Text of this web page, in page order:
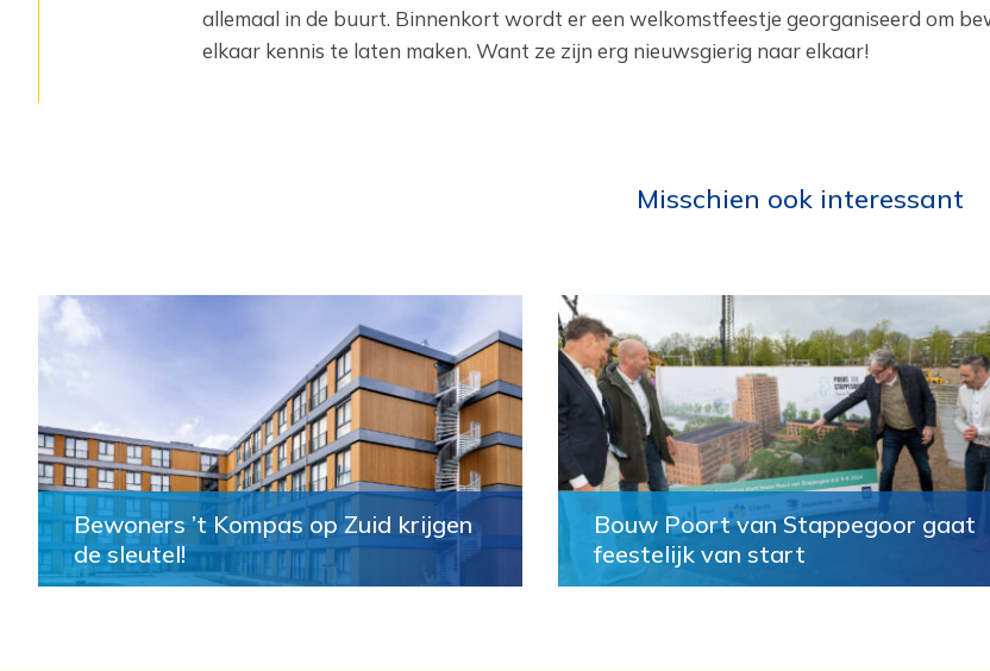
allemaal in de buurt. Binnenkort wordt er een welkomstfeestje georganiseerd om
elkaar kennis te laten maken. Want ze zijn erg nieuwsgierig naar elkaar!
Misschien ook interessant
Bewoners ’t Kompas op Zuid krijgen
de sleutel!
Bouw Poort van Stappegoor gaat
feestelijk van start